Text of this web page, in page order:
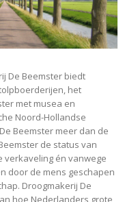
De Beemster biedt
het
met musea en
Noord-Hollandse
Beemster meer dan de
de status van
én vanwege
door de mens geschapen
Droogmakerij De
hoe Nederlanders grote